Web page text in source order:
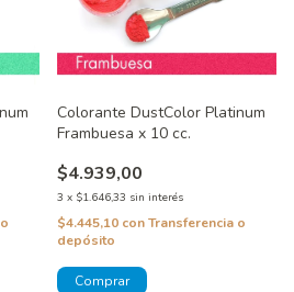
Colorante DustColor Platinum
Frambuesa x 10 cc.
$4.939,00
3 x $1.646,33 sin interés
$4.445,10 conTransferencia o
depósito